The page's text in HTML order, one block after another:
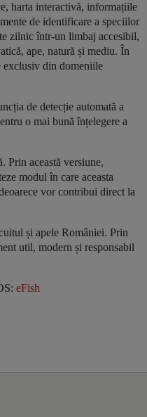
harta interactivă, informațiile
de identificare a speciilor
zilnic într-un limbaj accesibil,
ape, natură și mediu. În
exclusiv din domeniile
de detecție automată a
o mai bună înțelegere a
Prin această versiune,
modul în care aceasta
vor contribui direct la
și apele României. Prin
util, modern și responsabil
eFish